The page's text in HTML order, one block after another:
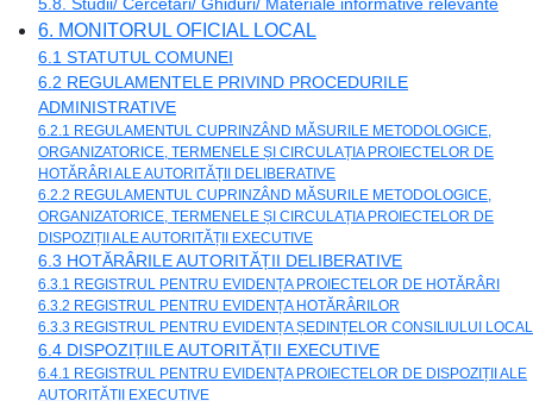
6. MONITORUL OFICIAL LOCAL
6.1 STATUTUL COMUNEI
6.2 REGULAMENTELE PRIVIND PROCEDURILE
ADMINISTRATIVE
6.2.1 REGULAMENTUL CUPRINZÂND MĂSURILE METODOLOGICE,
ORGANIZATORICE, TERMENELE ȘI CIRCULAȚIA PROIECTELOR DE
HOTĂRÂRI ALE AUTORITĂȚII DELIBERATIVE
6.2.2 REGULAMENTUL CUPRINZÂND MĂSURILE METODOLOGICE,
ORGANIZATORICE, TERMENELE ȘI CIRCULAȚIA PROIECTELOR DE
DISPOZIȚII ALE AUTORITĂȚII EXECUTIVE
6.3 HOTĂRÂRILE AUTORITĂȚII DELIBERATIVE
6.3.1 REGISTRUL PENTRU EVIDENȚA PROIECTELOR DE HOTĂRÂRI
6.3.2 REGISTRUL PENTRU EVIDENȚA HOTĂRÂRILOR
6.3.3 REGISTRUL PENTRU EVIDENȚA ȘEDINȚELOR CONSILIULUI LOCAL
6.4 DISPOZIȚIILE AUTORITĂȚII EXECUTIVE
6.4.1 REGISTRUL PENTRU EVIDENȚA PROIECTELOR DE DISPOZIȚII ALE
AUTORITĂȚII EXECUTIVE